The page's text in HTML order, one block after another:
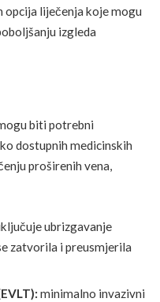
opcija liječenja koje mogu
izgleda
biti potrebni
dostupnih medicinskih
proširenih vena,
ubrizgavanje
zatvorila i preusmjerila
minimalno invazivni